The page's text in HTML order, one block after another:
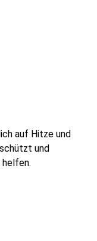
auf Hitze und
und
helfen.